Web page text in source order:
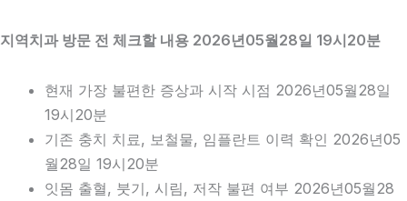
지역치과 방문 전 체크할 내용 2026년05월28일 19시20분
현재 가장 불편한 증상과 시작 시점 2026년05월28일
19시20분
기존 충치 치료, 보철물, 임플란트 이력 확인 2026년05
월28일 19시20분
잇몸 출혈, 붓기, 시림, 저작 불편 여부 2026년05월28